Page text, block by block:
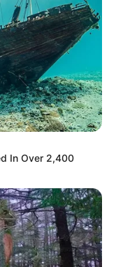
Queen
In Over 2,400